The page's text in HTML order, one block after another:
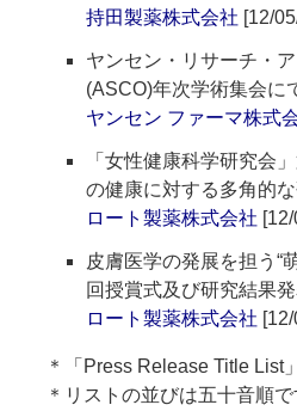
持田製薬株式会社 [12/
ヤンセン・リサーチ・
(ASCO)年次学術集会に
ヤンセン ファーマ株式
「女性健康科学研究会
の健康に対する多角的
ロート製薬株式会社
皮膚医学の発展を担う“
回授賞式及び研究結果
ロート製薬株式会社
＊「Press Release Title List
＊リストの並びは五十音順で